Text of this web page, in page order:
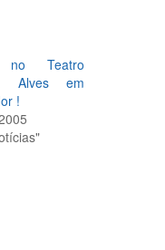
no Teatro
Alves em
!